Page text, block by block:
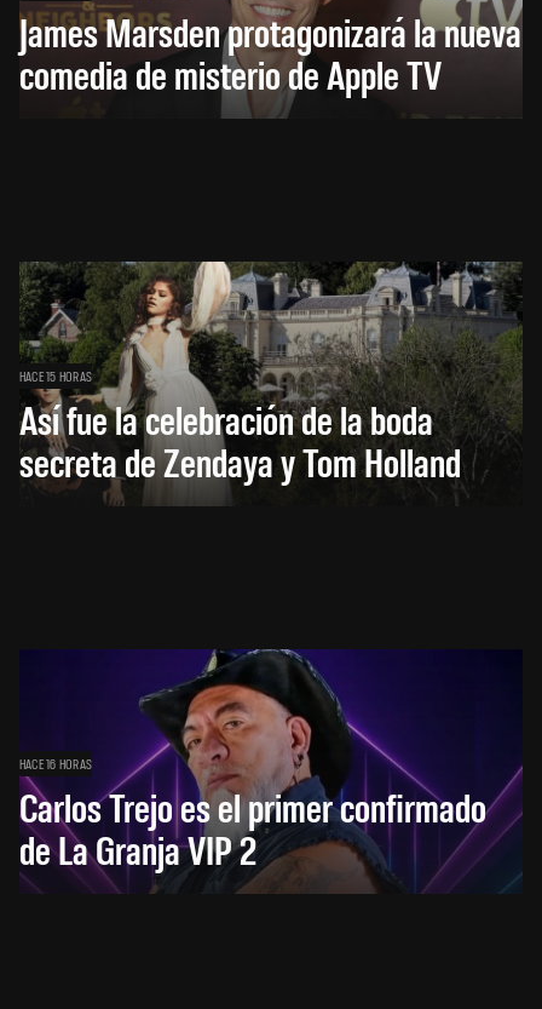
James Marsden protagonizará la nueva
comedia de misterio de Apple TV
HACE 15 HORAS
Así fue la celebración de la boda
secreta de Zendaya y Tom Holland
HACE 16 HORAS
Carlos Trejo es el primer confirmado
de La Granja VIP 2